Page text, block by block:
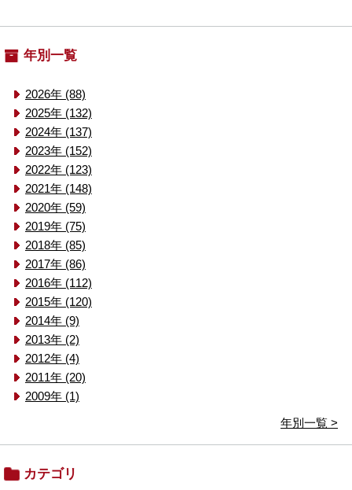
年別一覧
2026年 (88)
2025年 (132)
2024年 (137)
2023年 (152)
2022年 (123)
2021年 (148)
2020年 (59)
2019年 (75)
2018年 (85)
2017年 (86)
2016年 (112)
2015年 (120)
2014年 (9)
2013年 (2)
2012年 (4)
2011年 (20)
2009年 (1)
年別一覧 >
カテゴリ